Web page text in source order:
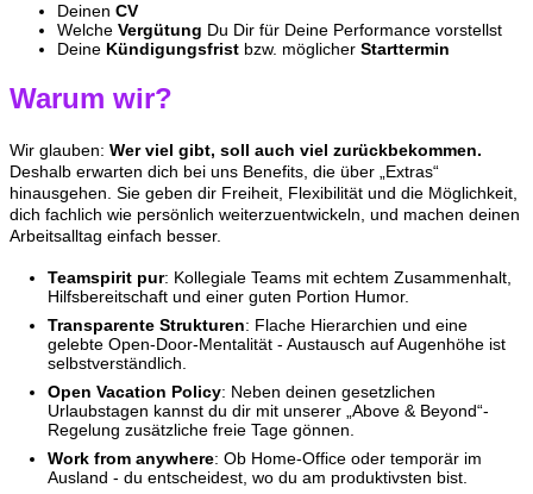
Deinen CV
Welche Vergütung Du Dir für Deine Performance vorstellst
Deine Kündigungsfrist bzw. möglicher Starttermin
Warum wir?
Wir glauben: Wer viel gibt, soll auch viel zurückbekommen.
Deshalb erwarten dich bei uns Benefits, die über „Extras“
hinausgehen. Sie geben dir Freiheit, Flexibilität und die Möglichkeit,
dich fachlich wie persönlich weiterzuentwickeln, und machen deinen
Arbeitsalltag einfach besser.
Teamspirit pur: Kollegiale Teams mit echtem Zusammenhalt,
Hilfsbereitschaft und einer guten Portion Humor.
Transparente Strukturen: Flache Hierarchien und eine
gelebte Open-Door-Mentalität - Austausch auf Augenhöhe ist
selbstverständlich.
Open Vacation Policy: Neben deinen gesetzlichen
Urlaubstagen kannst du dir mit unserer „Above & Beyond“-
Regelung zusätzliche freie Tage gönnen.
Work from anywhere: Ob Home-Office oder temporär im
Ausland - du entscheidest, wo du am produktivsten bist.